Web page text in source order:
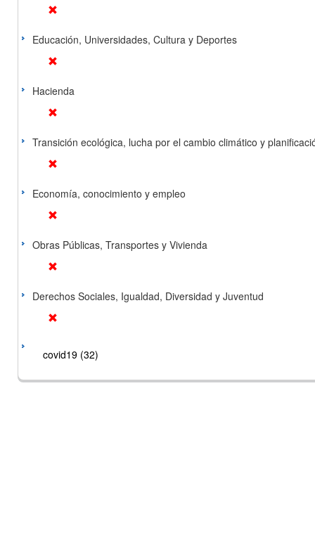
Educación, Universidades, Cultura y Deportes
Hacienda
Transición ecológica, lucha por el cambio climático y
Economía, conocimiento y empleo
Obras Públicas, Transportes y Vivienda
Derechos Sociales, Igualdad, Diversidad y Juventud
covid19 (32)